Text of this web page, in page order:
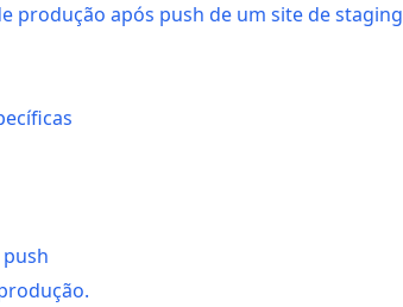
produção após push de um site de staging